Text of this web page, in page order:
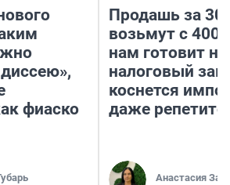
фиаско
Продашь за
возьмут с
нам готовит
налоговый
коснется
даже
Анастасия